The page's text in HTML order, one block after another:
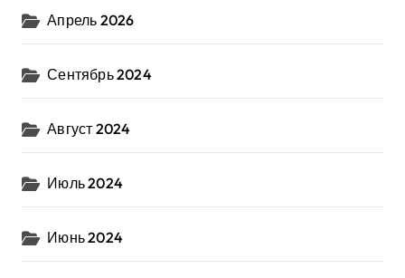
Апрель 2026
Сентябрь 2024
Август 2024
Июль 2024
Июнь 2024